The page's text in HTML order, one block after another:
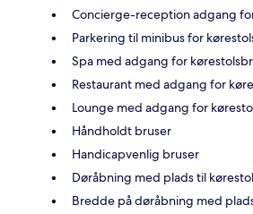
Concierge-reception adgang
Parkering til minibus for
Spa med adgang for
Restaurant med adgang for
Lounge med adgang for
Håndholdt bruser
Handicapvenlig bruser
Døråbning med plads til kørestol
Bredde på døråbning med